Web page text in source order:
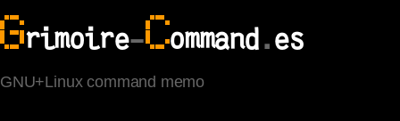
Grimoire-Command.es
GNU+Linux command memo